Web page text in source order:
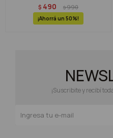
$ 490 $990
50
¡Suscribite y recibí